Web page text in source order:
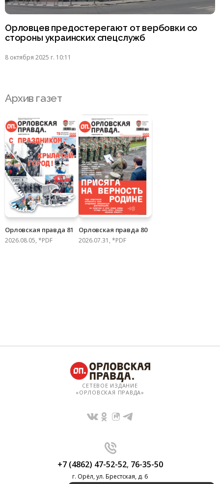
Орловцев предостерегают от вербовки со
стороны украинских спецслужб
8 октября 2025 г. 10:11
Архив газет
Орловская правда 81
2026.08.05, *PDF
Орловская правда 80
2026.07.31, *PDF
СЕТЕВОЕ ИЗДАНИЕ
«ОРЛОВСКАЯ ПРАВДА»
+7 (4862) 47-52-52, 76-35-50
г. Орёл, ул. Брестская, д. 6